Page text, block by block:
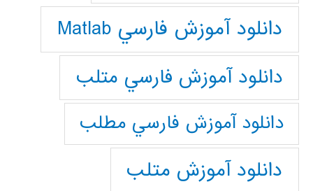
دانلود آموزش فارسي Matlab
دانلود آموزش فارسي متلب
دانلود آموزش فارسي مطلب
دانلود آموزش متلب